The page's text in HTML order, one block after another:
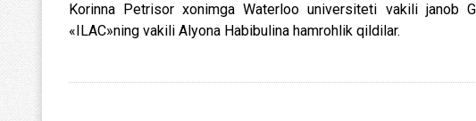
Korinna Petrisor xonimga Waterloo universiteti vakili janob
«ILAC»ning vakili Alyona Habibulina hamrohlik qildilar.